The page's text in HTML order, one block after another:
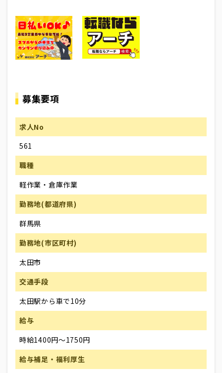
募集要項
求人No
561
職種
軽作業・倉庫作業
勤務地(都道府県)
群馬県
勤務地(市区町村)
太田市
交通手段
太田駅から車で10分
給与
時給1400円～1750円
給与補足・福利厚生